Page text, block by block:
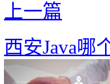
上一篇
西安Java哪